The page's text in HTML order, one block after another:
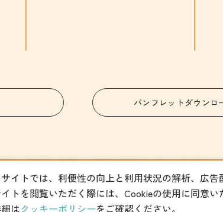
パンフレットダウンロ
〒320-0026宇都
TEL
イトでは、利便性の向上と利用状況の解析、広告
トを閲覧いただく際には、Cookieの使用に同意い
はクッキーポリシーをご確認ください。